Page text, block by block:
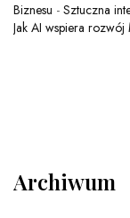
Biznesu - Sztuczna
Jak AI wspiera
Archiwum